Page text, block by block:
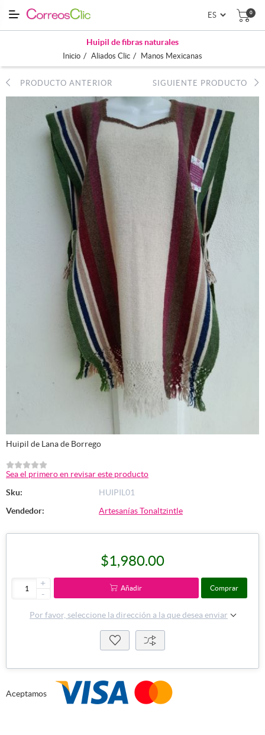
0
Huipil de fibras naturales
Inicio / Aliados Clic / Manos Mexicanas
PRODUCTO ANTERIOR SIGUIENTE PRODUCTO
Huipil de Lana de Borrego
Sea el primero en revisar este producto
Sku:
HUIPIL01
Vendedor:
Artesanías Tonaltzintle
$1,980.00
+
-
Añadir Comprar
Por favor, seleccione la dirección a la que desea enviar
Aceptamos